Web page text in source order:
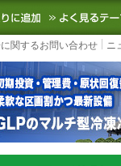
物流ニュースを
お気に入り
関するお問い合わせ ニ